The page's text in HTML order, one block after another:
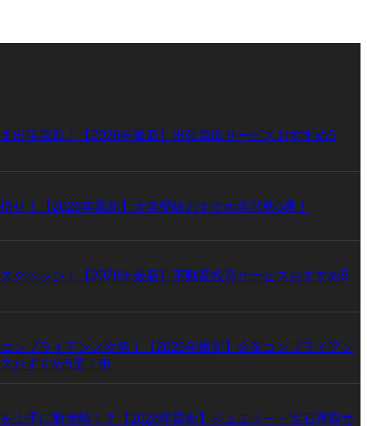
出張買取！【2026年最新】出張買取サービスおすすめ5
せ！【2026年最新】大学受験おすすめ学習塾5選！
クヘッジ！【2026年最新】不動産投資サービスおすすめ5
ンプライアンス次第！【2026年最新】企業コンプライアン
おすすめ5選！市
上手に断捨離！？【2026年最新】ジュエリー・宝石買取サ